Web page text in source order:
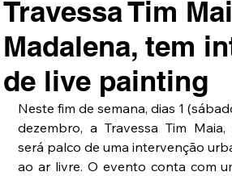
Travessa Tim
Madalena, tem
de live painting
Neste fim de semana, dias 1
dezembro, a Travessa Tim
será palco de uma intervenção
ao ar livre. O evento conta com